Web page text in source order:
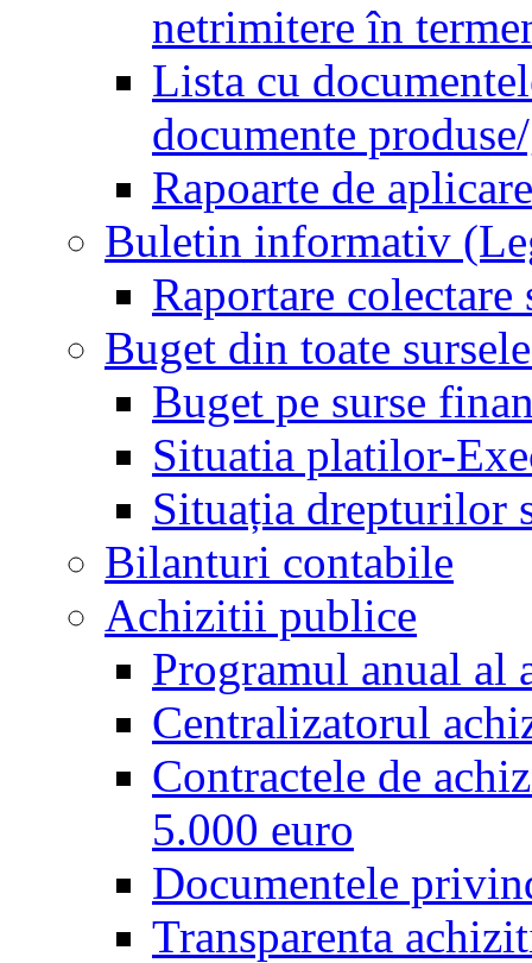
netrimitere în
Lista cu
documente
Rapoarte de
Buletin informativ
Raportare colectare
Buget din toate
Buget pe surse
Situatia platilor-
Situația drepturilor
Bilanturi contabile
Achizitii publice
Programul anual
Centralizatorul
Contractele de
5.000 euro
Documentele
Transparenta